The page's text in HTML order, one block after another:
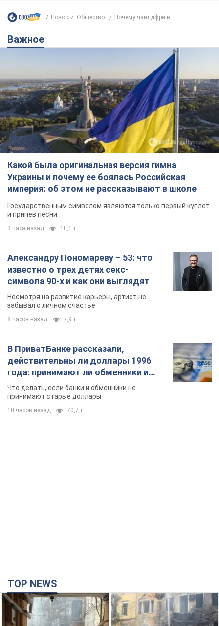
Новости. Общество Почему чайлдфри в...
Важное
Какой была оригинальная версия гимна
Украины и почему ее боялась Российская
империя: об этом не рассказывают в школе
Государственным символом являются только первый куплет
и припев песни
3 часа назад 10,1 т.
Александру Пономареву – 53: что
известно о трех детях секс-
символа 90-х и как они выглядят
Несмотря на развитие карьеры, артист не
забывал о личном счастье
8 часов назад 7,9 т.
В ПриватБанке рассказали,
действительны ли доллары 1996
года: принимают ли обменники и
банки такие купюры
Что делать, если банки и обменники не
принимают старые доллары
10 часов назад 70,7 т.
TOP NEWS